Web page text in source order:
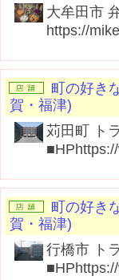
大牟田市
https://
町の好き
賀・福津)
苅田町 ト
町の好き
賀・福津)
行橋市 ト